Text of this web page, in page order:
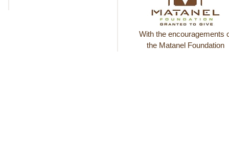
With the encouragements
the Matanel Foundation